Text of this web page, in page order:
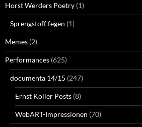
Horst Werders Poetry (1)
Sprengstoff fegen (1)
Memes (2)
Performances (625)
documenta 14/15 (247)
Ernst Koller Posts (8)
WebART-Impressionen (70)